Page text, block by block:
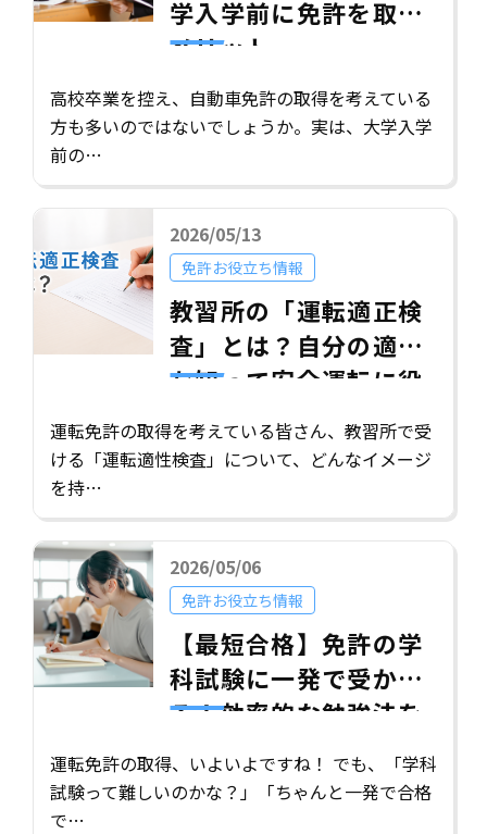
学入学前に免許を取る
メリット
高校卒業を控え、自動車免許の取得を考えている
方も多いのではないでしょうか。実は、大学入学
前の…
2026/05/13
免許お役立ち情報
教習所の「運転適正検
査」とは？自分の適性
を知って安全運転に役
運転免許の取得を考えている皆さん、教習所で受
ける「運転適性検査」について、どんなイメージ
を持…
2026/05/06
免許お役立ち情報
【最短合格】免許の学
科試験に一発で受か
る！効率的な勉強法を
運転免許の取得、いよいよですね！ でも、「学科
試験って難しいのかな？」「ちゃんと一発で合格
で…